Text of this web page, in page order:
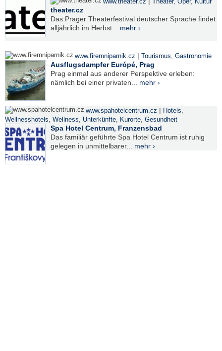
www.theater.cz Theater, Oper, Kultur
theater.cz
Das Prager Theaterfestival deutscher Sprache findet
alljährlich im Herbst... mehr ›
www.firemniparnik.cz | Tourismus, Gastronomie
Ausflugsdampfer Európé, Prag
Prag einmal aus anderer Perspektive erleben:
nämlich bei einer privaten... mehr ›
www.spahotelcentrum.cz | Hotels,
Wellnesshotels, Wellness, Unterkünfte, Kurorte, Gesundheit
Spa Hotel Centrum, Franzensbad
Das familiär geführte Spa Hotel Centrum ist ruhig
gelegen in unmittelbarer... mehr ›